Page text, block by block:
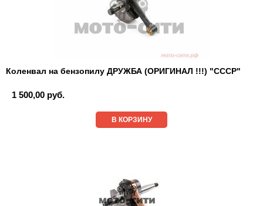
Коленвал на бензопилу ДРУЖБА (ОРИГИНАЛ !!!) "СССР"
1 500,00 руб.
В КОРЗИНУ